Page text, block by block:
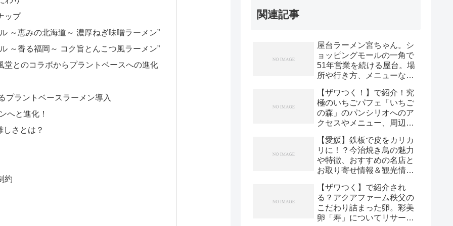
ップ
～恵みの北海道～ 濃厚ねぎ味噌ラーメン”
～香る福岡～ コク旨とんこつ風ラーメン”
とのコラボからプラントベースへの進化
プラントベースラーメン導入
へと進化！
さとは？
約
関連記事
屋台ラーメン宮ちゃん。シ
ョッピングモールの一角で
51年営業を続ける屋台。場
所や行き方、メニューなど
【ザワつく！】で紹介！究
極のいちごパフェ「いちご
の森」のパンシリオへのア
クセスやメニュー、周辺観
【愛媛】鉄板で皮をカリカ
リに！？今治焼き鳥の魅力
や特徴、おすすめの名店と
お取り寄せ情報＆観光情報
【ザワつく】で紹介され
る？アクアファーム秩父の
こだわり詰まった卵。彩美
卵「寿」についてリサー